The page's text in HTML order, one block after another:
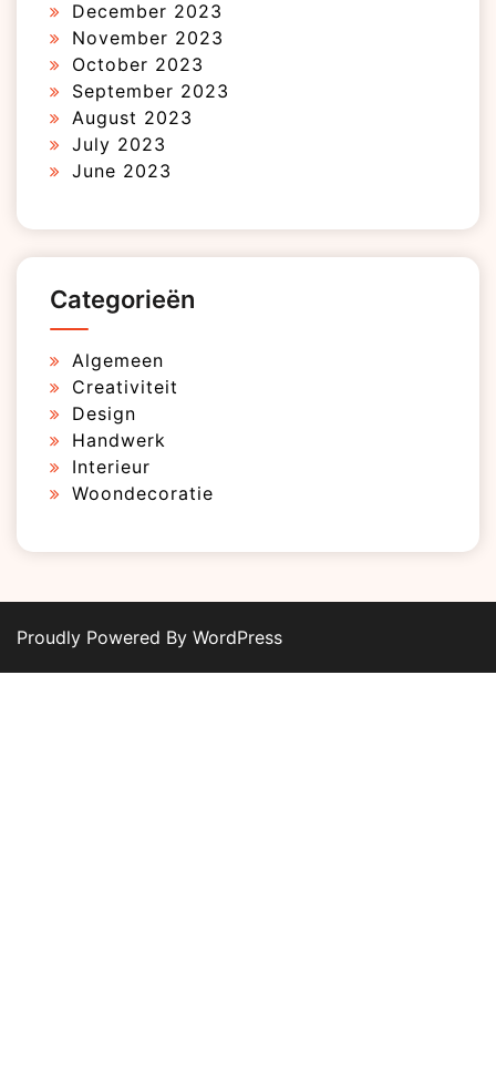
December 2023
November 2023
October 2023
September 2023
August 2023
July 2023
June 2023
Categorieën
Algemeen
Creativiteit
Design
Handwerk
Interieur
Woondecoratie
Proudly Powered By WordPress